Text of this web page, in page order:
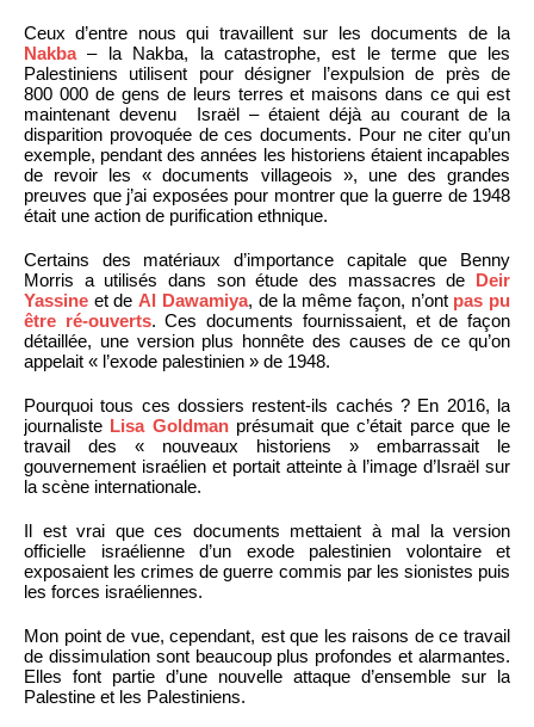
Ceux d’entre nous qui travaillent sur les documents de la
Nakba– la Nakba, la catastrophe, est le terme que les
Palestiniens utilisent pour désigner l’expulsion de près de
800 000 de gens de leurs terres et maisons dans ce qui est
maintenant devenu Israël – étaient déjà au courant de la
disparition provoquée de ces documents. Pour ne citer qu’un
exemple, pendant des années les historiens étaient incapables
de revoir les « documents villageois », une des grandes
preuves que j’ai exposées pour montrer que la guerre de 1948
était une action de purification ethnique.
Certains des matériaux d’importance capitale que Benny
Morris a utilisés dans son étude des massacres de Deir
Yassine et de Al Dawamiya, de la même façon, n’ont pas pu
être ré-ouverts. Ces documents fournissaient, et de façon
détaillée, une version plus honnête des causes de ce qu’on
appelait « l’exode palestinien » de 1948.
Pourquoi tous ces dossiers restent-ils cachés ? En 2016, la
journaliste Lisa Goldmanprésumait que c’était parce que le
travail des « nouveaux historiens » embarrassait le
gouvernement israélien et portait atteinte à l’image d’Israël sur
la scène internationale.
Il est vrai que ces documents mettaient à mal la version
officielle israélienne d’un exode palestinien volontaire et
exposaient les crimes de guerre commis par les sionistes puis
les forces israéliennes.
Mon point de vue, cependant, est que les raisons de ce travail
de dissimulation sont beaucoup plus profondes et alarmantes.
Elles font partie d’une nouvelle attaque d’ensemble sur la
Palestine et les Palestiniens.